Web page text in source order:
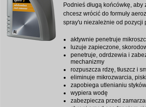
Podnieś długą końcówkę,
chcesz wrócić do formuły
spray'u niezależnie od pozycji
aktywnie penetruje
luzuje zapieczone,
penetruje, odrdzewia i
mechanizmy
rozpuszcza rdzę, tłuszcz i
eliminuje mikrozwarcia,
zapobiega utlenianiu
wypiera wodę
zabezpiecza przed